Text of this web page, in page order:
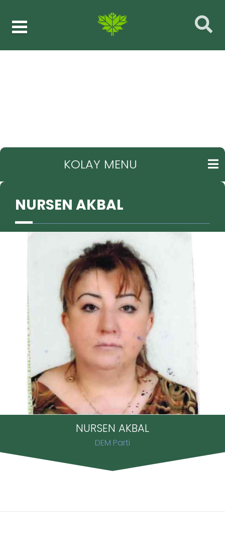
KOLAY MENU
NURSEN AKBAL
NURSEN AKBAL
DEM Parti